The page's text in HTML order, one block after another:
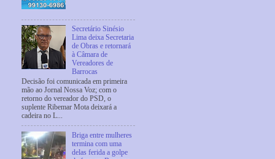
Secretário Sinésio
Lima deixa Secretaria
de Obras e retornará
à Câmara de
Vereadores de
Barrocas
Decisão foi comunicada em primeira
mão ao Jornal Nossa Voz; com o
retorno do vereador do PSD, o
suplente Ribemar Mota deixará a
cadeira no L...
Briga entre mulheres
termina com uma
delas ferida a golpe